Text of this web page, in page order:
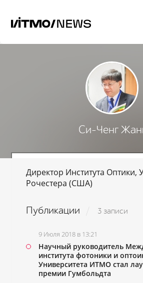
Си-Ченг
Директор Института Оптики,
Рочестера (США)
Публикации 3 записи
9 Июля 2018 в 13:21
Научный руководитель
института фотоники и
Университета ИТМО стал
премии Гумбольдта